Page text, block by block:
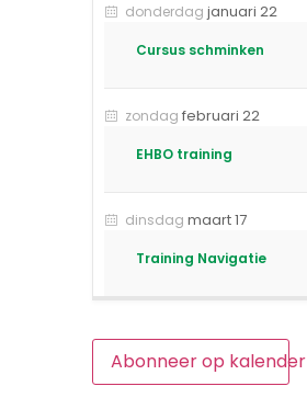
donderdag januari 22
Cursus schminken
zondag februari 22
EHBO training
dinsdag maart 17
Training Navigatie
Abonneer op kalender